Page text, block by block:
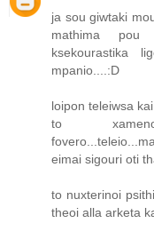
ja sou giwtaki
mathima pou
ksekourastika
mpanio....:D
loipon teleiwsa kai
to
eimai sigouri oti
to nuxterinoi
theoi alla arketa